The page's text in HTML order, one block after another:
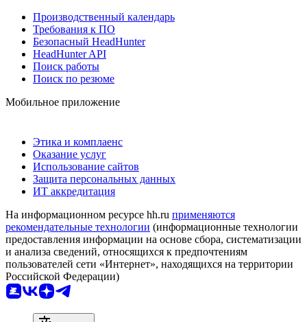
Производственный календарь
Требования к ПО
Безопасный HeadHunter
HeadHunter API
Поиск работы
Поиск по резюме
Мобильное приложение
Этика и комплаенс
Оказание услуг
Использование сайтов
Защита персональных данных
ИТ аккредитация
На информационном ресурсе hh.ru применяются
рекомендательные технологии (информационные технологии
предоставления информации на основе сбора, систематизации
и анализа сведений, относящихся к предпочтениям
пользователей сети «Интернет», находящихся на территории
Российской Федерации)